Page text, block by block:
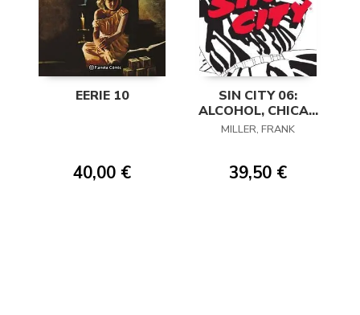
EERIE 10
40,00 €
SIN CITY 06:
ALCOHOL, CHICAS
Y BALAS
MILLER, FRANK
39,50 €